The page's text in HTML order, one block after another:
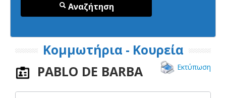
Αναζήτηση
Κομμωτήρια - Κουρεία
PABLO DE BARBA Εκτύπωση